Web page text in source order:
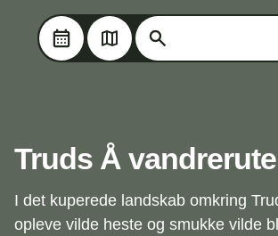
Skip til hovedindholdet
Søg på Oplev
Søg på Oplev Kolding
Truds Å vandrerute
I det kuperede landskab omkring
opleve vilde heste og smukke vilde